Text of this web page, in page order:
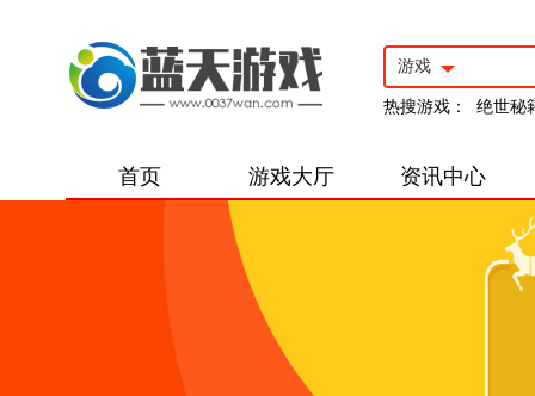
游戏
热搜游戏： 绝世秘
首页 游戏大厅 资讯中心